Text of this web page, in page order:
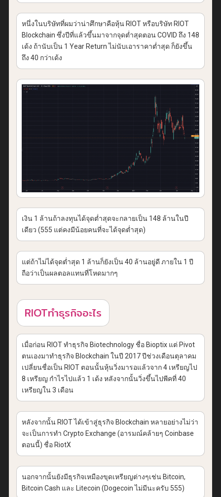
หนึ่งในบริษัทที่ผมว่าน่าศึกษาคือหุ้น RIOT หรือบริษัท RIOT
Blockchain ซึ่งปีที่แล้วขึ้นมาจากจุดต่ำสุดตอน COVID ถึง 148
เด้ง ถ้านับเป็น 1 Year Return ไม่นับเอาราคาต่ำสุด ก็ยังขึ้น
ถึง 40 กว่าเด้ง
เงิน 1 ล้านถ้าลงทุนได้จุดต่ำสุดจะกลายเป็น 148 ล้านในปี
เดียว (555 แต่คงมีน้อยคนที่จะได้จุดต่ำสุด)
แต่ถ้าไม่ได้จุดต่ำสุด 1 ล้านก็ยังเป็น 40 ล้านอยู่ดี ภายใน 1 ปี
ถือว่าเป็นผลตอลแทนที่โหดมากๆ
RIOTทำธุรกิจอะไร
เมื่อก่อน RIOT ทำธุรกิจ Biotechnology ชื่อ Bioptix แต่ Pivot
ตนเองมาทำธุรกิจ Blockchain ในปี 2017 ปีช่วงเดือนตุลาคม
เปลี่ยนชื่อเป็น RIOT ตอนนั้นหุ้นวิ่งมารอแล้วจาก 4 เหรียญไป
8 เหรียญ กำไรไปแล้ว 1 เด้ง หลังจากนั้นวิ่งขึ้นไปพีคที่ 40
เหรียญใน 3 เดือน
หลังจากนั้น RIOT ได้เข้าสู่ธุรกิจ Blockchain หลายอย่างไม่ว่า
จะเป็นการทำ Crypto Exchange (อารมณ์คล้ายๆ Coinbase
ตอนนี้) ชื่อ RiotX
นอกจากนั้นยังมีธุรกิจเหมืองขุดเหรียญต่างๆเช่น Bitcoin,
Bitcoin Cash และ Litecoin (Dogecoin ไม่มีนะครับ 555)